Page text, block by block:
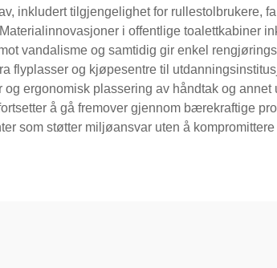
inkludert tilgjengelighet for rullestolbrukere,
i offentlige toalettkabiner
vandalisme og samtidig gir enkel
flyplasser og kjøpesentre til
ergonomisk plassering av håndtak og
å gå fremover gjennom bærekraftige
som støtter miljøansvar uten å